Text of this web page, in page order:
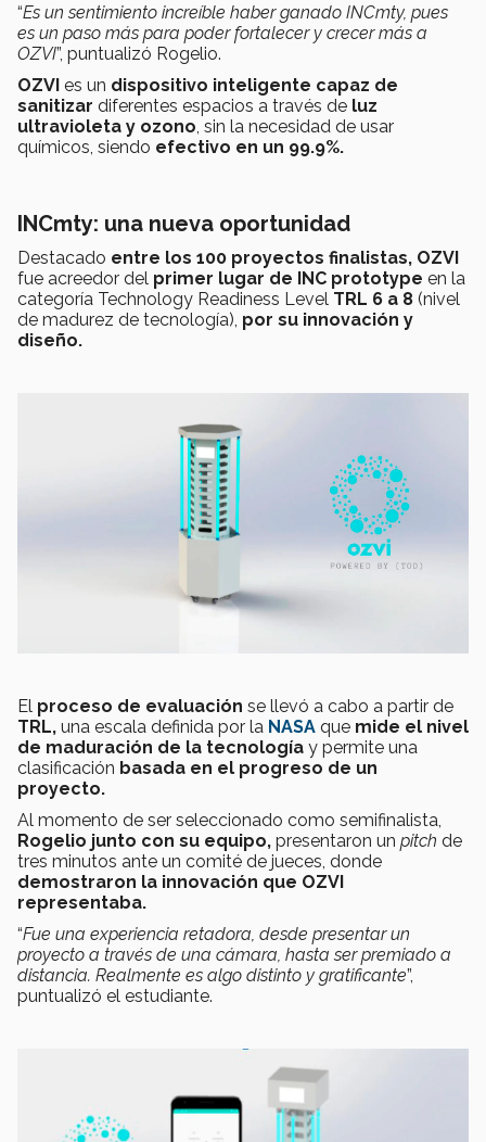
“Es un sentimiento increíble haber ganado INCmty, pues
es un paso más para poder fortalecer y crecer más a
OZVI”, puntualizó Rogelio.
OZVI es un dispositivo inteligente capaz de
sanitizar diferentes espacios a través de luz
ultravioleta y ozono , sin la necesidad de usar
químicos, siendo efectivo en un 99.9%.
INCmty: una nueva oportunidad
Destacado entre los 100 proyectos finalistas, OZVI
fue acreedor del primer lugar de INC prototype en la
categoría Technology Readiness Level TRL 6 a 8 (nivel
de madurez de tecnología), por su innovación y
diseño.
El proceso de evaluación se llevó a cabo a partir de
TRL, una escala definida por la NASA que mide el nivel
de maduración de la tecnología y permite una
clasificación basada en el progreso de un
proyecto.
Al momento de ser seleccionado como semifinalista,
Rogelio junto con su equipo, presentaron un pitch de
tres minutos ante un comité de jueces, donde
demostraron la innovación que OZVI
representaba.
“Fue una experiencia retadora, desde presentar un
proyecto a través de una cámara, hasta ser premiado a
distancia. Realmente es algo distinto y gratificante”,
puntualizó el estudiante.